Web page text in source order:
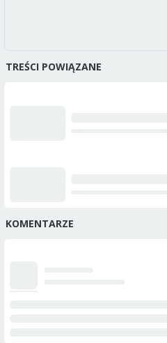
TREŚCI POWIĄZANE
KOMENTARZE